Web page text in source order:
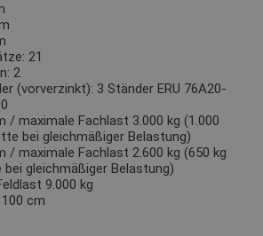
21
2
(vorverzinkt): 3 Ständer ERU 76A20-
/ maximale Fachlast 3.000 kg (1.000
bei gleichmäßiger Belastung)
/ maximale Fachlast 2.600 kg (650 kg
gleichmäßiger Belastung)
9.000 kg
cm